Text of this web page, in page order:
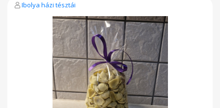
Ibolya házi tésztái